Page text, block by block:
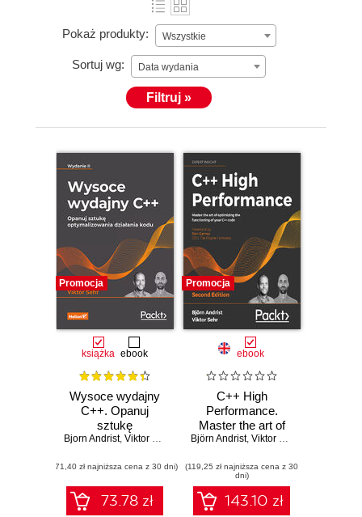
Pokaż produkty: Wszystkie
Sortuj wg: Data wydania
Filtruj »
Promocja
książka ebook
Wysoce wydajny
C++. Opanuj
sztukę
optymalizowania
Wydanie II
Bjorn Andrist, Viktor Sehr
(71,40 zł najniższa cena z 30 dni)
73.78 zł
Promocja
ebook
C++ High
Performance.
Master the art of
optimizing the
C++ code -
Second Edition
Björn Andrist, Viktor Sehr
(119,25 zł najniższa cena z 30
dni)
143.10 zł